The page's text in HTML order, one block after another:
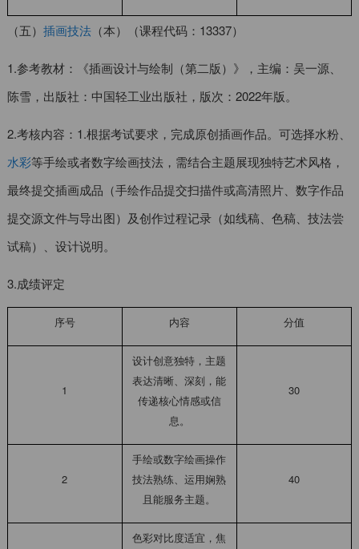
（五） 插画技法（本）（课程代码：13337）
1.参考教材：《插画设计与绘制（第二版）》，主编：吴一源、
陈雪，出版社：中国轻工业出版社，版次：2022年版。
2.考核内容：1.根据考试要求，完成原创插画作品。可选择水粉、
水彩等手绘或者数字绘画技法，需结合主题展现独特艺术风格，
最终提交插画成品（手绘作品提交扫描件或高清照片、数字作品
提交源文件与导出图）及创作过程记录（如线稿、色稿、技法尝
试稿）、设计说明。
3.成绩评定
序号 内容 分值
1
设计创意独特，主题
表达清晰、深刻，能
传递核心情感或信
息。
30
2
手绘或数字绘画操作
技法熟练、运用娴熟
且能服务主题。
40
色彩对比度适宜，焦